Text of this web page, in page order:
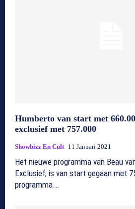
Humberto van start met
exclusief met 757.000
Showbizz En Cult 11 Januari 2021
Het nieuwe programma van Beau
Exclusief, is van start gegaan met
programma...